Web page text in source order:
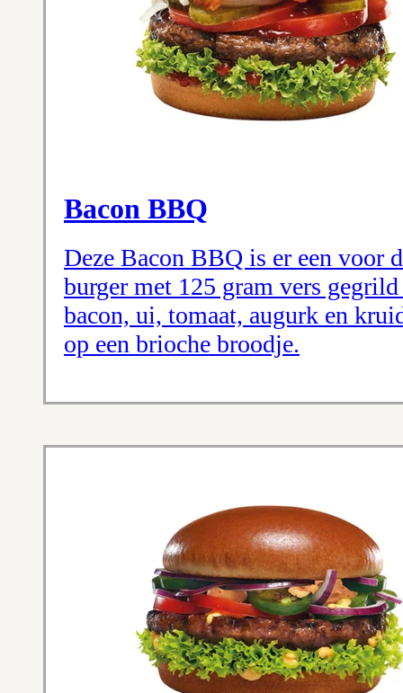
Bacon BBQ
Deze Bacon BBQ is er een voor
burger met 125 gram vers
bacon, ui, tomaat, augurk en
op een brioche broodje.